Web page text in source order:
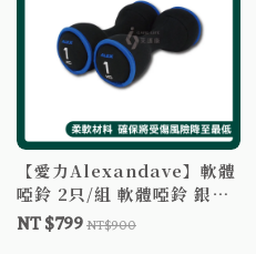
【愛力Alexandave】軟體
啞鈴 2只/組 軟體啞鈴 銀髮
健身 沙包啞鈴 小啞鈴 減脂
NT $799 NT$900